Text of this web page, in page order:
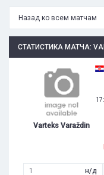
Назад ко всем матчам
СТАТИСТИКА МАТЧА:
Varteks Varaždin
1 н/д